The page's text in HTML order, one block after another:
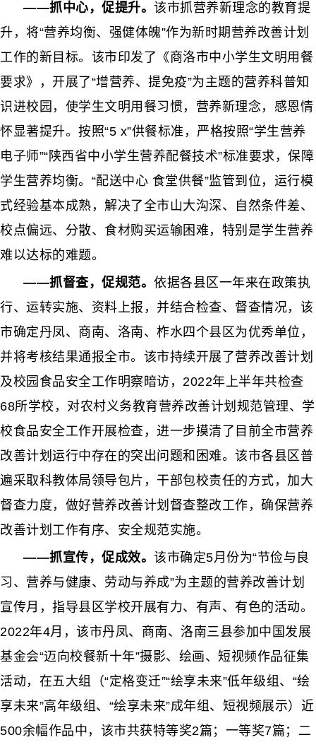
——抓中心，促提升。 该市抓营养新理念的教育提
升，将“营养均衡、强健体魄”作为新时期营养改善计划
工作的新目标。该市印发了《商洛市中小学生文明用餐
要求》，开展了“增营养、提免疫”为主题的营养科普知
识进校园，使学生文明用餐习惯，营养新理念，感恩情
怀显著提升。按照“5 x”供餐标准，严格按照“学生营养
电子师”“陕西省中小学生营养配餐技术”标准要求，保障
学生营养均衡。“配送中心 食堂供餐”监管到位，运行模
式经验基本成熟 ，解决了全市山大沟深、自然条件差、
校点偏远、分散、食材购买运输困难，特别是学生营养
难以达标的难题。
——抓督查，促规范。 依据各县区一年来在政策执
行、运转实施、资料上报，并结合检查、督查情况，该
市确定丹凤、商南、洛南、柞水四个县区为优秀单位，
并将考核结果通报全市。该市持续开展了营养改善计划
及校园食品安全工作明察暗访， 2022年上半年共检查
68所学校，对农村义务教育营养改善计划规范管理、学
校食品安全工作开展检查，进一步摸清了目前全市营养
改善计划运行中存在的突出问题和困难。 该市各县区普
遍采取科教体局领导包片，干部包校责任的方式，加大
督查力度，做好营养改善计划督查整改工作，确保营养
改善计划工作有序、安全规范实施。
——抓宣传，促成效。 该市确定5月份为“节俭与良
习、营养与健康、劳动与养成”为主题的营养改善计划
宣传月，指导县区学校开展有力、有声、有色的活动。
2022年4月， 该市丹凤、商南、洛南三县参加中国发展
基金会“迈向校餐新十年”摄影、绘画、短视频作品征集
活动，在五大组（“定格变迁”“绘享未来”低年级组、“绘
享未来”高年级组、“绘享未来”成年组、短视频展示）近
500余幅作品中， 该市共获特等奖2篇；一等奖7篇；二